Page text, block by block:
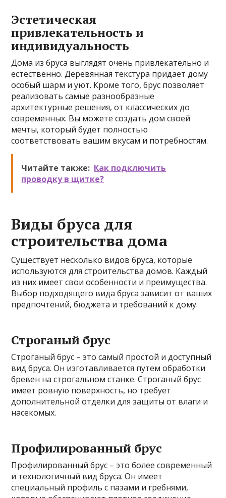
Эстетическая
привлекательность и
индивидуальность
Дома из бруса выглядят очень привлекательно и
естественно. Деревянная текстура придает дому
особый шарм и уют. Кроме того, брус позволяет
реализовать самые разнообразные
архитектурные решения, от классических до
современных. Вы можете создать дом своей
мечты, который будет полностью
соответствовать вашим вкусам и потребностям.
Читайте также: Как подключить
проводку в щитке?
Виды бруса для
строительства дома
Существует несколько видов бруса, которые
используются для строительства домов. Каждый
из них имеет свои особенности и преимущества.
Выбор подходящего вида бруса зависит от ваших
предпочтений, бюджета и требований к дому.
Строганый брус
Строганый брус – это самый простой и доступный
вид бруса. Он изготавливается путем обработки
бревен на строгальном станке. Строганый брус
имеет ровную поверхность, но требует
дополнительной отделки для защиты от влаги и
насекомых.
Профилированный брус
Профилированный брус – это более современный
и технологичный вид бруса. Он имеет
специальный профиль с пазами и гребнями,